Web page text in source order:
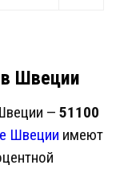
Швеции
— 51100
Швеции имеют